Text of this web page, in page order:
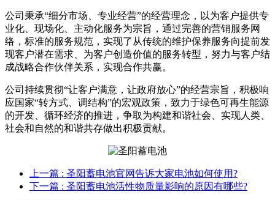
公司秉承“细分市场、专业经营”的经营理念，以为客户提供专
业化、现场化、主动化服务为宗旨，通过完善的营销服务网
络，标准的服务规范，实现了从传统的维护保养服务向提前发
现客户潜在需求、为客户创造价值的服务转型，努力与客户结
成战略合作伙伴关系，实现合作共赢。
公司持续贯彻“让客户满意，让政府放心”的经营宗旨，积极响
应国家“转方式、调结构”的宏观政策，致力于绿色可再生能源
的开发、循环经济的推进，争取为构建和谐社会、实现人类、
社会和自然的和谐共存做出积极贡献。
上一篇 : 圣阳蓄电池官网告诉大家电池如何使用?
下一篇 : 圣阳蓄电池活性物质量影响的原因有哪些?